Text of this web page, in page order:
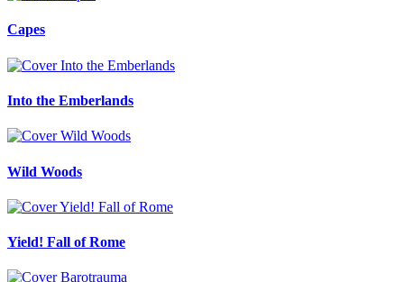
Capes
Into the Emberlands
Wild Woods
Yield! Fall of Rome